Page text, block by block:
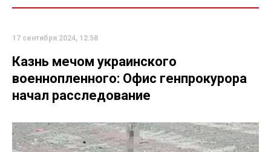
17 сентября 2024, 12:58
Казнь мечом украинского
военнопленного: Офис генпрокурора
начал расследование